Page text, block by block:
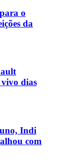
o
da
vivo dias
Indi
com